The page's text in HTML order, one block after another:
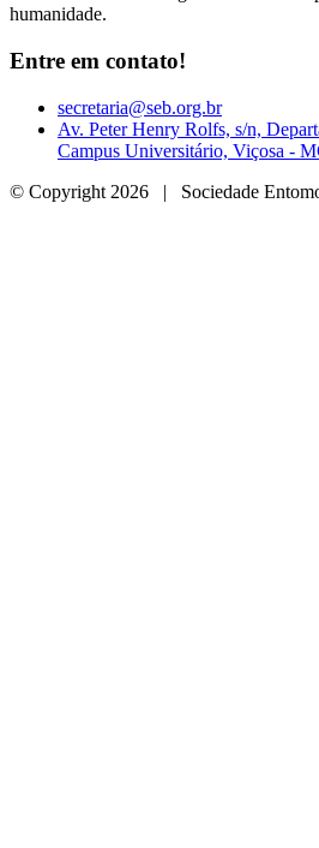
humanidade.
Entre em contato!
secretaria@seb.org.br
Av. Peter Henry Rolfs, s/n,
Campus Universitário, Viçosa -
© Copyright 2026 | Sociedade